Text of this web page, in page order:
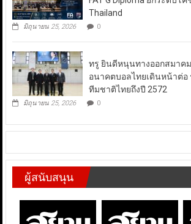
Thailand
มิถุนายน 25, 2026 0
ทรู ยินดีหนุนทางออกสมาค
อนาคตบอลไทยเดินหน้าต่อ
ทีมชาติไทยถึงปี 2572
มิถุนายน 25, 2026 0
ผู้สนับสนุน